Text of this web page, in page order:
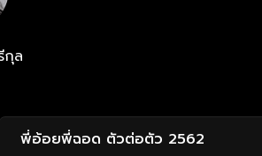
กุล
พี่อ้อยพี่ฉอด ตัวต่อตัว 2562